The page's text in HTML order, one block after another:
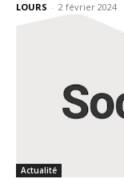
LOURS - 2 février 2024
Actualité